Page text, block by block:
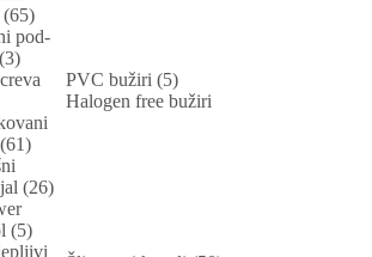
(65)
pod-
PVC bužiri (5)
Halogen free bužiri
(26)
(5)